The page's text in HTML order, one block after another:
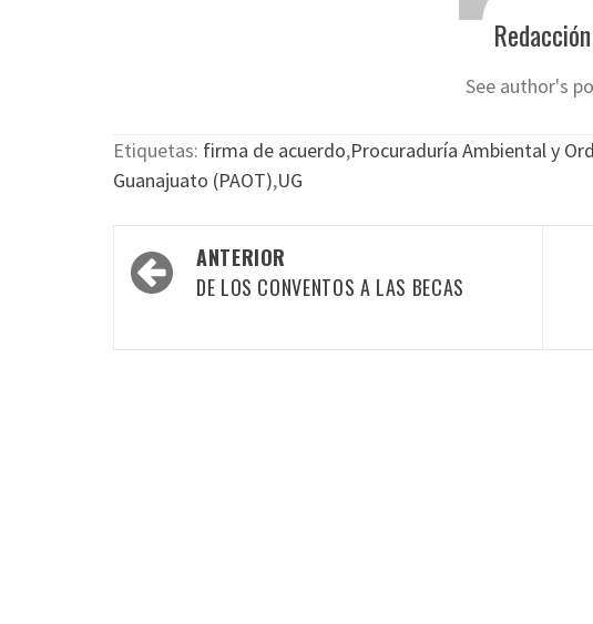
Redacción
See author's
Etiquetas: firma de acuerdo,Procuraduría Ambiental y
Guanajuato (PAOT),UG
Navegación
por
ANTERIOR
DE LOS CONVENTOS A LAS BECAS